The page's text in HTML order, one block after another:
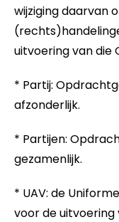
wijziging daarvan
uitvoering van die
* Partij:
afzonderlijk.
* Partijen:
gezamenlijk.
* UAV: de
voor de